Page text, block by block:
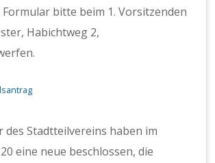
Formular bitte beim 1. Vorsitzenden
Habichtweg 2,
des Stadtteilvereins haben im
eine neue beschlossen, die